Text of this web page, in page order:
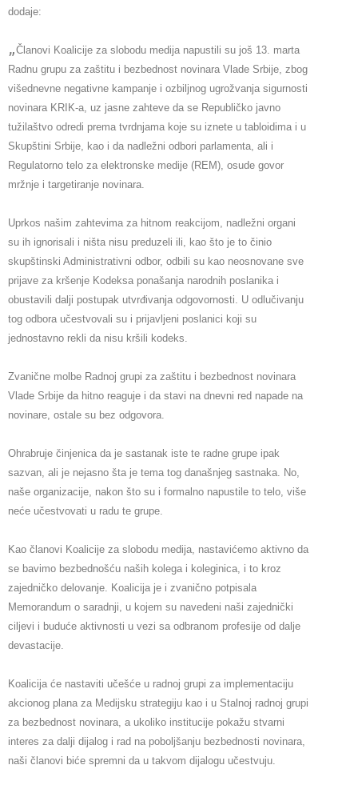
dodaje:
„Članovi Koalicije za slobodu medija napustili su još 13. marta
Radnu grupu za zaštitu i bezbednost novinara Vlade Srbije, zbog
višednevne negativne kampanje i ozbiljnog ugrožvanja sigurnosti
novinara KRIK-a, uz jasne zahteve da se Republičko javno
tužilaštvo odredi prema tvrdnjama koje su iznete u tabloidima i u
Skupštini Srbije, kao i da nadležni odbori parlamenta, ali i
Regulatorno telo za elektronske medije (REM), osude govor
mržnje i targetiranje novinara.
Uprkos našim zahtevima za hitnom reakcijom, nadležni organi
su ih ignorisali i ništa nisu preduzeli ili, kao što je to činio
skupštinski Administrativni odbor, odbili su kao neosnovane sve
prijave za kršenje Kodeksa ponašanja narodnih poslanika i
obustavili dalji postupak utvrđivanja odgovornosti. U odlučivanju
tog odbora učestvovali su i prijavljeni poslanici koji su
jednostavno rekli da nisu kršili kodeks.
Zvanične molbe Radnoj grupi za zaštitu i bezbednost novinara
Vlade Srbije da hitno reaguje i da stavi na dnevni red napade na
novinare, ostale su bez odgovora.
Ohrabruje činjenica da je sastanak iste te radne grupe ipak
sazvan, ali je nejasno šta je tema tog današnjeg sastnaka. No,
naše organizacije, nakon što su i formalno napustile to telo, više
neće učestvovati u radu te grupe.
Kao članovi Koalicije za slobodu medija, nastavićemo aktivno da
se bavimo bezbednošću naših kolega i koleginica, i to kroz
zajedničko delovanje. Koalicija je i zvanično potpisala
Memorandum o saradnji, u kojem su navedeni naši zajednički
ciljevi i buduće aktivnosti u vezi sa odbranom profesije od dalje
devastacije.
Koalicija će nastaviti učešće u radnoj grupi za implementaciju
akcionog plana za Medijsku strategiju kao i u Stalnoj radnoj grupi
za bezbednost novinara, a ukoliko institucije pokažu stvarni
interes za dalji dijalog i rad na poboljšanju bezbednosti novinara,
naši članovi biće spremni da u takvom dijalogu učestvuju.